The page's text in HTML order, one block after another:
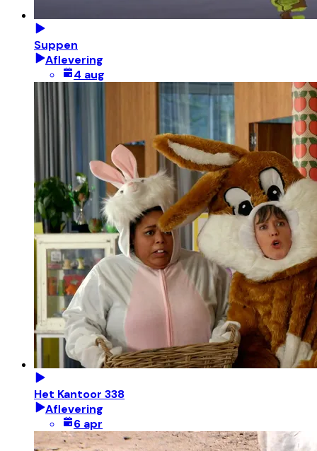
Suppen
Aflevering
4 aug
Het Kantoor 338
Aflevering
6 apr